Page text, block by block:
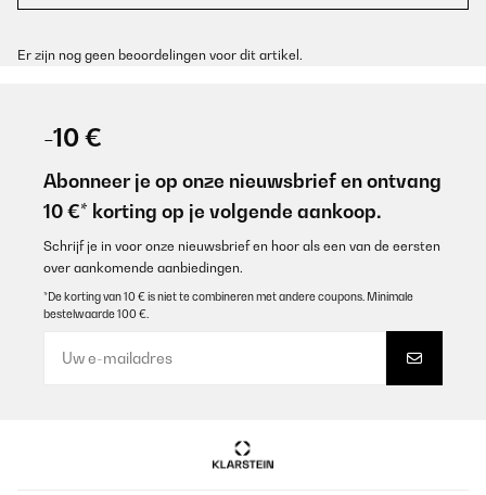
Er zijn nog geen beoordelingen voor dit artikel.
-10 €
Abonneer je op onze nieuwsbrief en ontvang
10 €* korting op je volgende aankoop.
Schrijf je in voor onze nieuwsbrief en hoor als een van de eersten
over aankomende aanbiedingen.
*De korting van 10 € is niet te combineren met andere coupons. Minimale
bestelwaarde 100 €.